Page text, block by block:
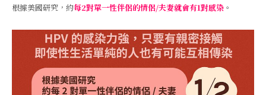
根據美國研究，約每2對單一性伴侶的情侶/夫妻就會有1對感染 。